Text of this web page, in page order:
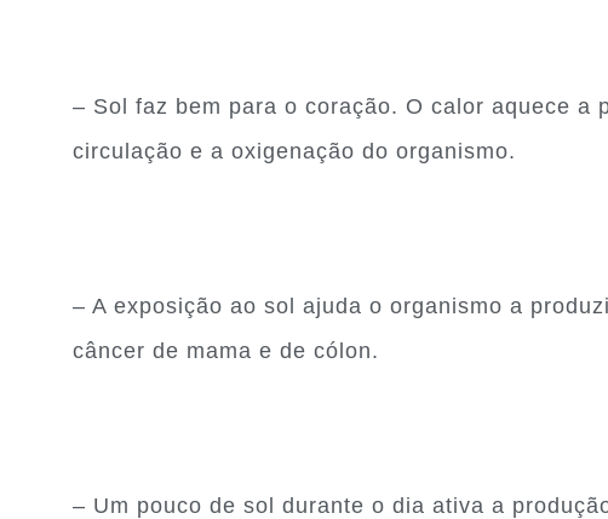
– Sol faz bem para o coração. O calor aquece
circulação e a oxigenação do organismo.
– A exposição ao sol ajuda o organismo a
câncer de mama e de cólon.
– Um pouco de sol durante o dia ativa a